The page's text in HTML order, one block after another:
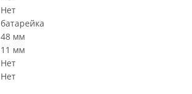
Нет
батарейка
48 мм
11 мм
Нет
Нет